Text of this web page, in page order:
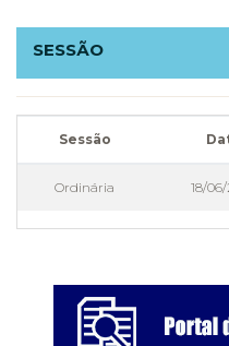
SESSÃO
Sessão
Ordinária 18/